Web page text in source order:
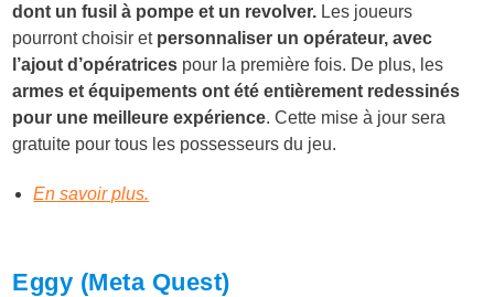
dont un fusil à pompe et un revolver. Les joueurs
pourront choisir et personnaliser un opérateur, avec
l’ajout d’opératrices pour la première fois. De plus, les
armes et équipements ont été entièrement redessinés
pour une meilleure expérience. Cette mise à jour sera
gratuite pour tous les possesseurs du jeu.
En savoir plus.
Eggy (Meta Quest)